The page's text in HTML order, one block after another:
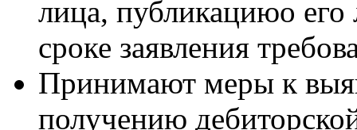
лица, публикациюо
сроке заявления
Принимают меры к
получению